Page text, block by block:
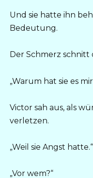
Und sie hatte ihn
Bedeutung.
Der Schmerz
„Warum hat sie es
Victor sah aus, als
verletzen.
„Weil sie Angst hatte.“
„Vor wem?“